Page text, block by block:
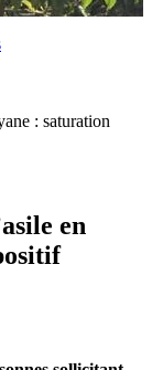
: saturation
en